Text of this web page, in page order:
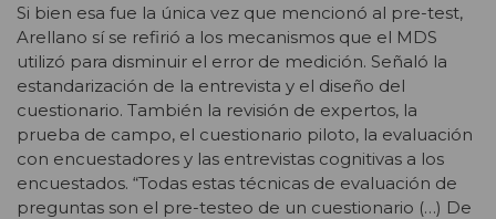
Si bien esa fue la única vez que mencionó al pre-test,
Arellano sí se refirió a los mecanismos que el MDS
utilizó para disminuir el error de medición. Señaló la
estandarización de la entrevista y el diseño del
cuestionario. También la revisión de expertos, la
prueba de campo, el cuestionario piloto, la evaluación
con encuestadores y las entrevistas cognitivas a los
encuestados. “Todas estas técnicas de evaluación de
preguntas son el pre-testeo de un cuestionario (…) De